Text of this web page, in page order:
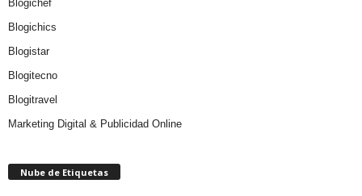
Blogichef
Blogichics
Blogistar
Blogitecno
Blogitravel
Marketing Digital & Publicidad Online
Nube de Etiquetas